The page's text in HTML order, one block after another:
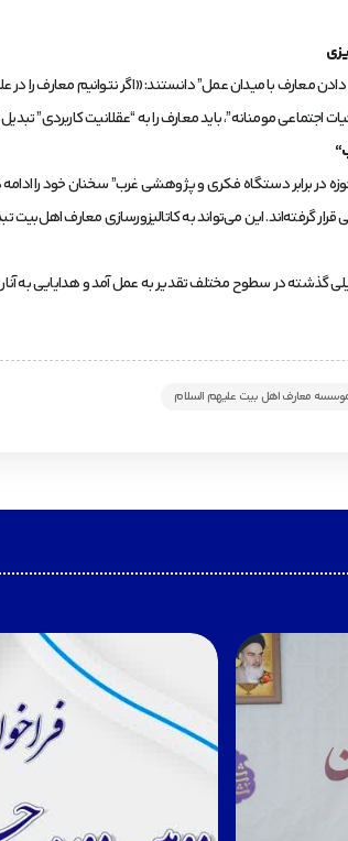
دادن معارف با میدان عمل” دانستند: «اگر نتوانیم
اجتماعی مومنانه”، باید معارف را به “عقلانیت کاربردی”
“
در برابر دستگاه فکری و پژوهشی غرب” سخنان خود را
گرفته‌اند. این می‌تواند به کاتالیزورسازی معارف
گذشته در سطوح مختلف تقدیر به عمل آمد و هدایایی به
معارف اهل بیت علیهم السلام